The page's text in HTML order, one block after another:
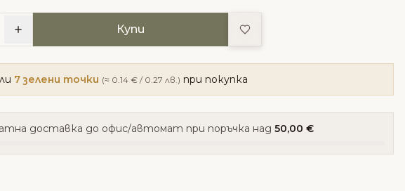
Купи Добави в любими
7 зелени точки (≈ 0.14 € / 0.27 лв.) при покупка
доставка до офис/автомат при поръчка над 50,00 €